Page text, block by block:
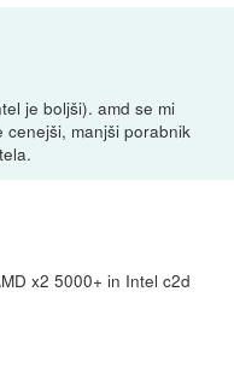
je boljši). amd se mi
manjši porabnik
x2 5000+ in Intel c2d